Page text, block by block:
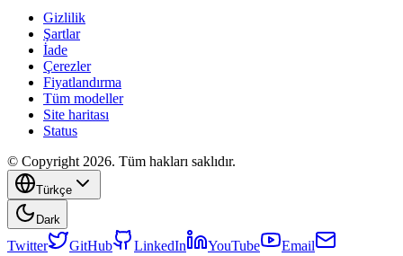
Gizlilik
Şartlar
İade
Çerezler
Fiyatlandırma
Tüm modeller
Site haritası
Status
© Copyright 2026. Tüm hakları saklıdır.
Türkçe
Dark
Twitter GitHub LinkedIn YouTube Email